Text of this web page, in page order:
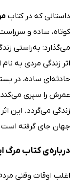
داستانی که در کتاب
کوتاه، ساده و
می‌گذارد: به‌راستی
اثر زندگی مردی به نام
حادثه‌ای ساده، در
عمرش را سپری می‌کند.
زندگی می‌گردد. این
جهان جای گرفته
درباره‌ی کتاب مرگ